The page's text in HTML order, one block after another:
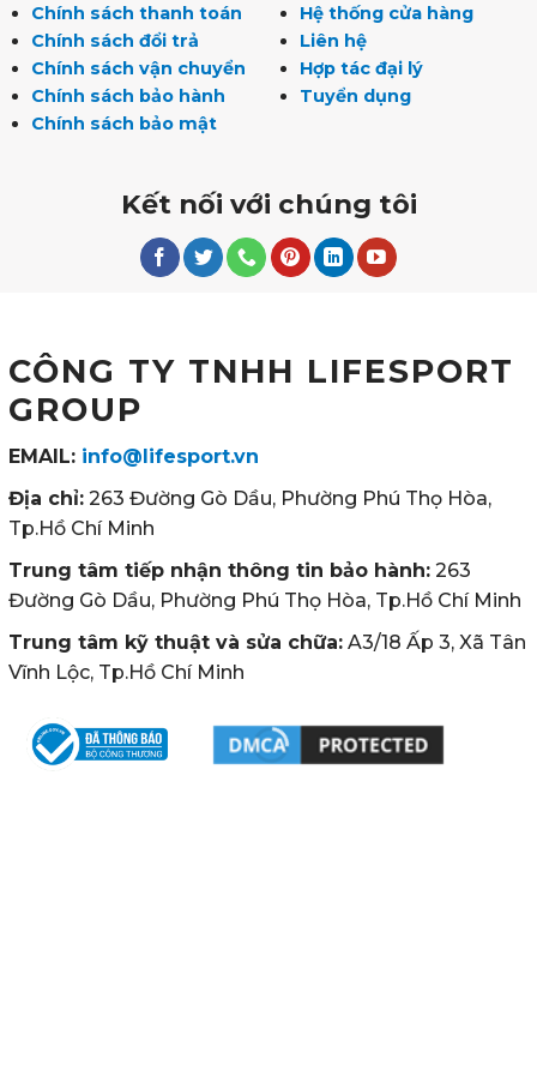
Chính sách thanh toán
Chính sách đổi trả
Chính sách vận chuyển
Chính sách bảo hành
Chính sách bảo mật
Hệ thống cửa hàng
Liên hệ
Hợp tác đại lý
Tuyển dụng
Kết nối với chúng tôi
CÔNG TY TNHH LIFESPORT
GROUP
EMAIL: info@lifesport.vn
Địa chỉ: 263 Đường Gò Dầu, Phường Phú Thọ Hòa,
Tp.Hồ Chí Minh
Trung tâm tiếp nhận thông tin bảo hành: 263
Đường Gò Dầu, Phường Phú Thọ Hòa, Tp.Hồ Chí Minh
Trung tâm kỹ thuật và sửa chữa: A3/18 Ấp 3, Xã Tân
Vĩnh Lộc, Tp.Hồ Chí Minh